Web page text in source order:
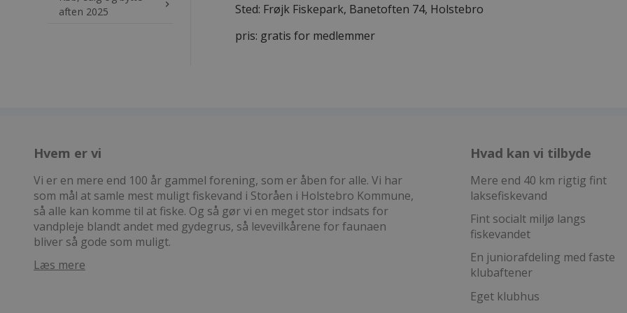
aften 2025
keyboard_arrow_right
Sted: Frøjk Fiskepark, Banetoften 74, Holstebro
pris: gratis for medlemmer
Hvem er vi
Vi er en mere end 100 år gammel forening, som er åben for alle. Vi har
som mål at samle mest muligt fiskevand i Storåen i Holstebro Kommune,
så alle kan komme til at fiske. Og så gør vi en meget stor indsats for
vandpleje blandt andet med gydegrus, så levevilkårene for faunaen
bliver så gode som muligt.
Læs mere
Hvad kan vi tilbyde
Mere end 40 km rigtig fint
laksefiskevand
Fint socialt miljø langs
fiskevandet
En juniorafdeling med faste
klubaftener
Eget klubhus